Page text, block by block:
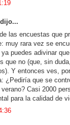
las encuestas que
muy rara vez se
puedes adivinar
que no (que, sin
Y entonces ves,
¿Pediría que se
Casi 2000
para la calidad de